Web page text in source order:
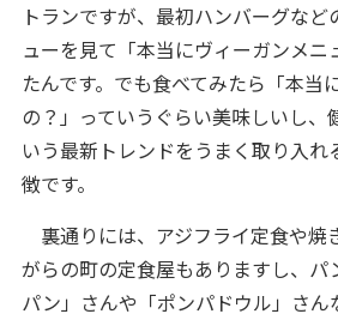
トランですが、最初ハンバーグなど
ューを見て「本当にヴィーガンメニ
たんです。でも食べてみたら「本当
の？」っていうぐらい美味しいし、
いう最新トレンドをうまく取り入
徴です。
裏通りには、アジフライ定食や焼
がらの町の定食屋もありますし、パ
パン」さんや「ポンパドウル」さん